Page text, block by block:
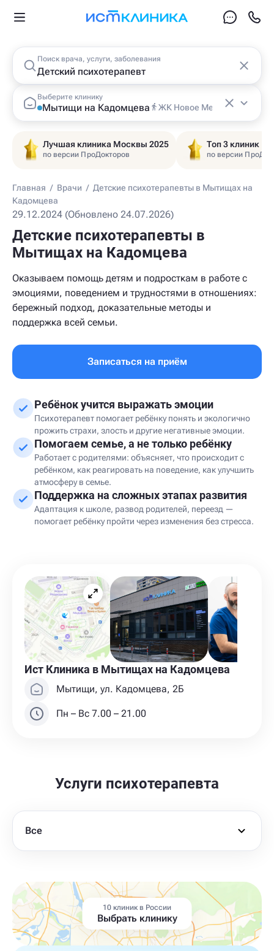
Поиск врача, услуги, заболевания
Выберите клинику
Мытищи на Кадомцева ЖК Новое Медведково
Лучшая клиника Москвы 2025
по версии ПроДокторов
Топ 3 клиник
по версии
Главная / Врачи / Детские психотерапевты в Мытищах на
Кадомцева
29.12.2024 (Обновлено 24.07.2026)
Детские психотерапевты в
Мытищах на Кадомцева
Оказываем помощь детям и подросткам в работе с
эмоциями, поведением и трудностями в отношениях:
бережный подход, доказательные методы и
поддержка всей семьи.
Записаться на приём
Ребёнок учится выражать эмоции
Психотерапевт помогает ребёнку понять и экологично
прожить страхи, злость и другие негативные эмоции.
Помогаем семье, а не только ребёнку
Работает с родителями: объясняет, что происходит с
ребёнком, как реагировать на поведение, как улучшить
атмосферу в семье.
Поддержка на сложных этапах развития
Адаптация к школе, развод родителей, переезд —
помогает ребёнку пройти через изменения без стресса.
Ист Клиника в Мытищах на Кадомцева
Мытищи, ул. Кадомцева, 2Б
Пн – Вс 7.00 – 21.00
Услуги психотерапевта
Все
10 клиник в России
Выбрать клинику